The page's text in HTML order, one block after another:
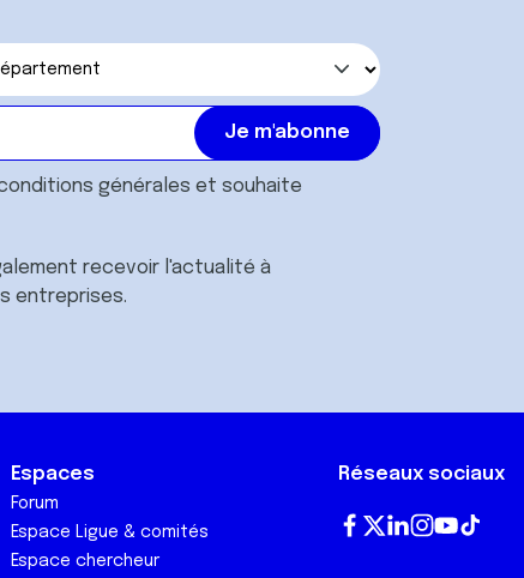
générales et souhaite
recevoir l'actualité à
entreprises.
Espaces
Forum
Espace Ligue & comités
Espace chercheur
Réseaux sociaux